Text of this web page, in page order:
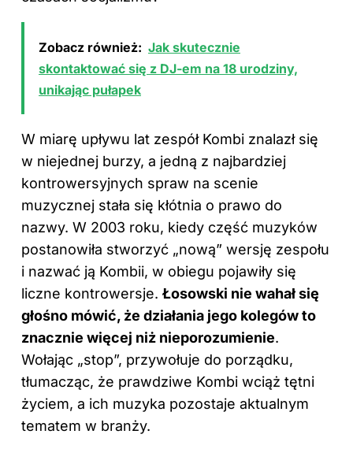
Zobacz również: Jak skutecznie
skontaktować się z DJ-em na 18 urodziny,
unikając pułapek
W miarę upływu lat zespół Kombi znalazł się
w niejednej burzy, a jedną z najbardziej
kontrowersyjnych spraw na scenie
muzycznej stała się kłótnia o prawo do
nazwy. W 2003 roku, kiedy część muzyków
postanowiła stworzyć „nową” wersję zespołu
i nazwać ją Kombii, w obiegu pojawiły się
liczne kontrowersje. Łosowski nie wahał się
głośno mówić, że działania jego kolegów to
znacznie więcej niż nieporozumienie.
Wołając „stop”, przywołuje do porządku,
tłumacząc, że prawdziwe Kombi wciąż tętni
życiem, a ich muzyka pozostaje aktualnym
tematem w branży.